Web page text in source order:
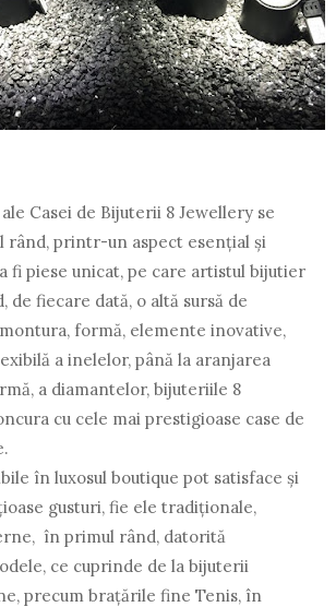
Casei de Bijuterii 8 Jewellery se
rând, printr-un aspect esenţial şi
fi piese unicat, pe care artistul bijutier
de fiecare dată, o altă sursă de
formă, elemente inovative,
a inelelor, până la aranjarea
a diamantelor, bijuteriile 8
cu cele mai prestigioase case de
în luxosul boutique pot satisface şi
gusturi, fie ele tradiţionale,
în primul rând, datorită
ce cuprinde de la bijuterii
precum braţările fine Tenis, în